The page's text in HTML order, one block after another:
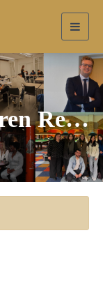
Pleitavond procederen Rechtswinkel x Eggens